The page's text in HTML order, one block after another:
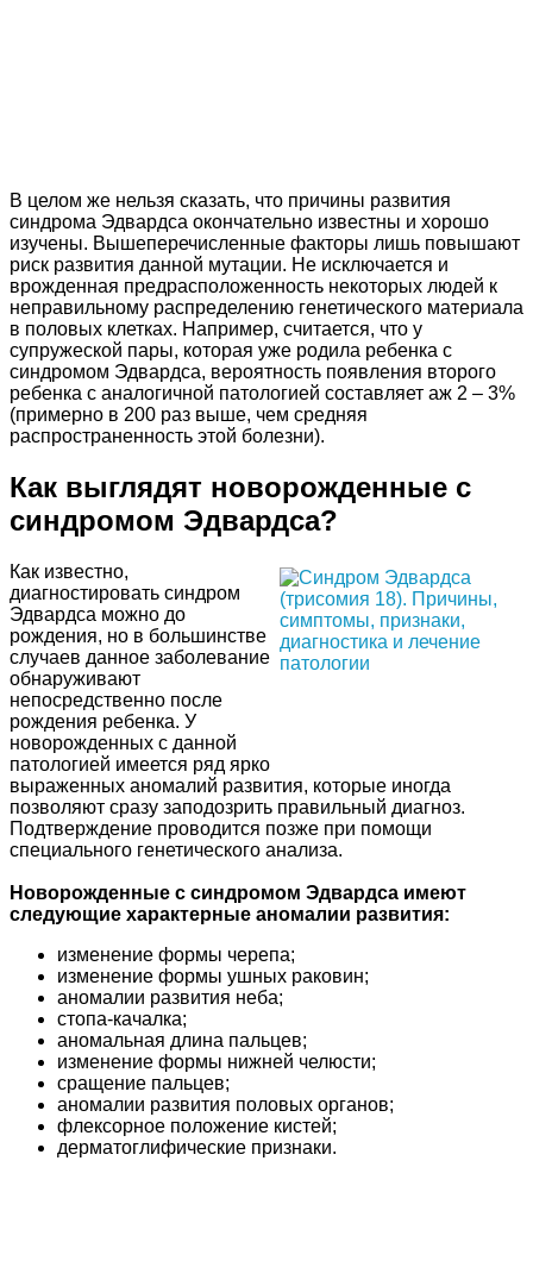
В целом же нельзя сказать, что причины развития
синдрома Эдвардса окончательно известны и хорошо
изучены. Вышеперечисленные факторы лишь повышают
риск развития данной мутации. Не исключается и
врожденная предрасположенность некоторых людей к
неправильному распределению генетического материала
в половых клетках. Например, считается, что у
супружеской пары, которая уже родила ребенка с
синдромом Эдвардса, вероятность появления второго
ребенка с аналогичной патологией составляет аж 2 – 3%
(примерно в 200 раз выше, чем средняя
распространенность этой болезни).
Как выглядят новорожденные с
синдромом Эдвардса?
Как известно,
диагностировать синдром
Эдвардса можно до
рождения, но в большинстве
случаев данное заболевание
обнаруживают
непосредственно после
рождения ребенка. У
новорожденных с данной
патологией имеется ряд ярко
выраженных аномалий развития, которые иногда
позволяют сразу заподозрить правильный диагноз.
Подтверждение проводится позже при помощи
специального генетического анализа.
Новорожденные с синдромом Эдвардса имеют
следующие характерные аномалии развития:
изменение формы черепа;
изменение формы ушных раковин;
аномалии развития неба;
стопа-качалка;
аномальная длина пальцев;
изменение формы нижней челюсти;
сращение пальцев;
аномалии развития половых органов;
флексорное положение кистей;
дерматоглифические признаки.